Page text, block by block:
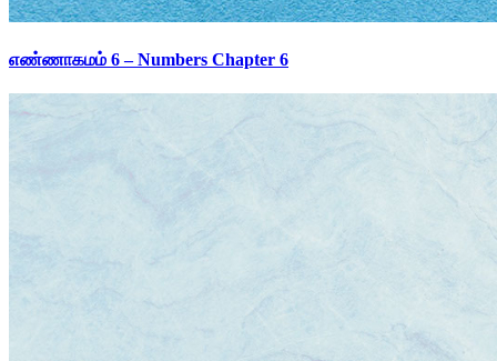
எண்ணாகமம் 6 – Numbers Chapter 6